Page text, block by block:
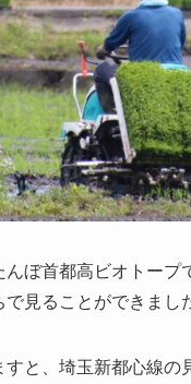
ぼ首都高ビオトー
見ることができまし
と、埼玉新都心線の